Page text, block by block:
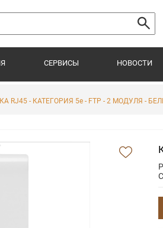
СЕРВИСЫ НОВОСТИ
RJ45 - КАТЕГОРИЯ 5e - FTP - 2 МОДУЛЯ -